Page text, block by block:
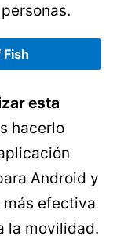
esta
hacerlo
Android y
más efectiva
la movilidad.